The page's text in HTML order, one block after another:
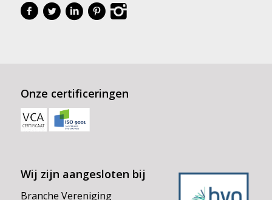
Onze certificeringen
Wij zijn aangesloten bij
Branche Vereniging